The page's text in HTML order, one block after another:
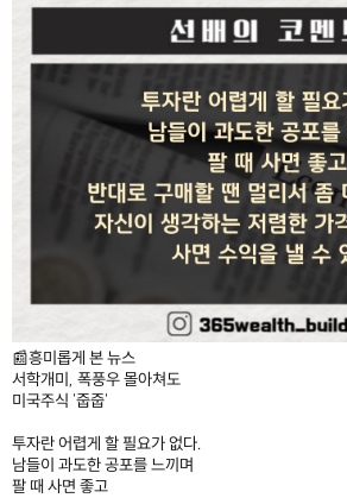
📰흥미롭게 본 뉴스
서학개미, 폭풍우 몰아쳐도
미국주식 '줍줍'
투자란 어렵게 할 필요가 없다.
남들이 과도한 공포를 느끼며
팔 때 사면 좋고